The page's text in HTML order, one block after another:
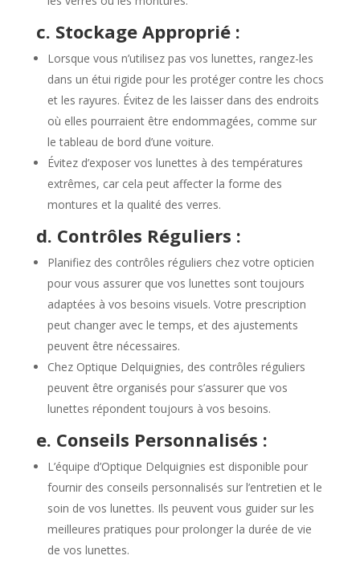
c. Stockage Approprié :
Lorsque vous n’utilisez pas vos lunettes, rangez-les
dans un étui rigide pour les protéger contre les chocs
et les rayures. Évitez de les laisser dans des endroits
où elles pourraient être endommagées, comme sur
le tableau de bord d’une voiture.
Évitez d’exposer vos lunettes à des températures
extrêmes, car cela peut affecter la forme des
montures et la qualité des verres.
d. Contrôles Réguliers :
Planifiez des contrôles réguliers chez votre opticien
pour vous assurer que vos lunettes sont toujours
adaptées à vos besoins visuels. Votre prescription
peut changer avec le temps, et des ajustements
peuvent être nécessaires.
Chez Optique Delquignies, des contrôles réguliers
peuvent être organisés pour s’assurer que vos
lunettes répondent toujours à vos besoins.
e. Conseils Personnalisés :
L’équipe d’Optique Delquignies est disponible pour
fournir des conseils personnalisés sur l’entretien et le
soin de vos lunettes. Ils peuvent vous guider sur les
meilleures pratiques pour prolonger la durée de vie
de vos lunettes.